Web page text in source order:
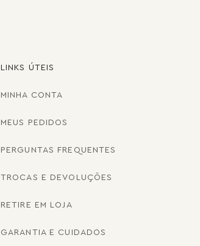
LINKS ÚTEIS
MINHA CONTA
MEUS PEDIDOS
PERGUNTAS FREQUENTES
TROCAS E DEVOLUÇÕES
RETIRE EM LOJA
GARANTIA E CUIDADOS